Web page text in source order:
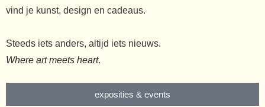
vind je kunst, design en cadeaus.
Steeds iets anders, altijd iets nieuws.
Where art meets heart.
exposities & events